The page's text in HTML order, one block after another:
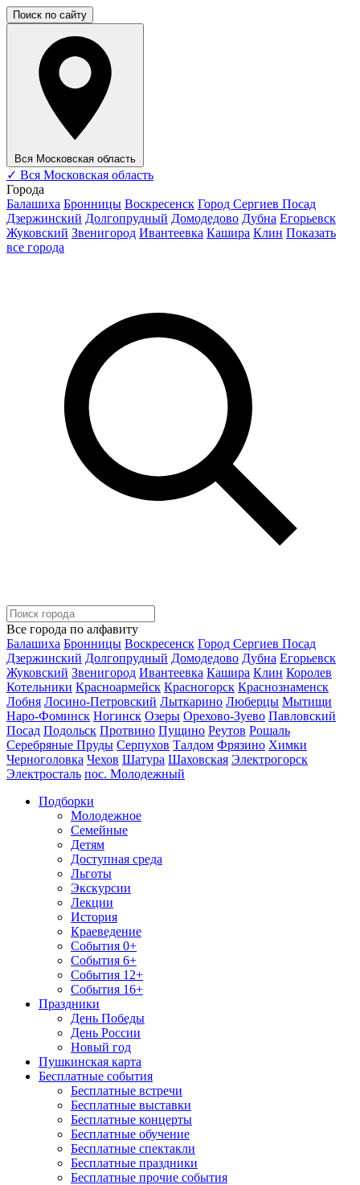
Поиск по сайту
Вся Московская область
✓ Вся Московская область
Города
Балашиха Бронницы Воскресенск Город Сергиев Посад
Дзержинский Долгопрудный Домодедово Дубна Егорьевск
Жуковский Звенигород Ивантеевка Кашира Клин Показать
все города
Все города по алфавиту
Балашиха Бронницы Воскресенск Город Сергиев Посад
Дзержинский Долгопрудный Домодедово Дубна Егорьевск
Жуковский Звенигород Ивантеевка Кашира Клин Королев
Котельники Красноармейск Красногорск Краснознаменск
Лобня Лосино-Петровский Лыткарино Люберцы Мытищи
Наро-Фоминск Ногинск Озеры Орехово-Зуево Павловский
Посад Подольск Протвино Пущино Реутов Рошаль
Серебряные Пруды Серпухов Талдом Фрязино Химки
Черноголовка Чехов Шатура Шаховская Электрогорск
Электросталь пос. Молодежный
Подборки
Молодежное
Семейные
Детям
Доступная среда
Льготы
Экскурсии
Лекции
История
Краеведение
События 0+
События 6+
События 12+
События 16+
Праздники
День Победы
День России
Новый год
Пушкинская карта
Бесплатные события
Бесплатные встречи
Бесплатные выставки
Бесплатные концерты
Бесплатные обучение
Бесплатные спектакли
Бесплатные праздники
Бесплатные прочие события